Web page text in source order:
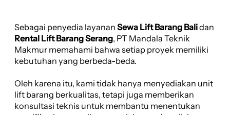
Sebagai penyedia layanan Sewa Lift Barang Balidan
Rental Lift Barang Serang, PT Mandala Teknik
Makmur memahami bahwa setiap proyek memiliki
kebutuhan yang berbeda-beda.
Oleh karena itu, kami tidak hanya menyediakan unit
lift barang berkualitas, tetapi juga memberikan
konsultasi teknis untuk membantu menentukan